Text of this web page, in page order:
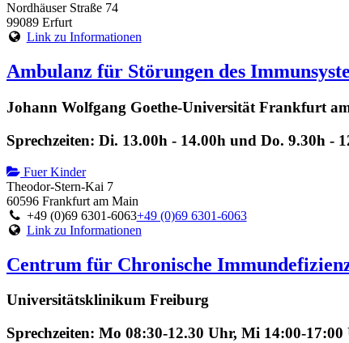
Nordhäuser Straße 74
99089 Erfurt
Link zu Informationen
Ambulanz für Störungen des
Johann Wolfgang Goethe-Universität Frankfurt
Sprechzeiten: Di. 13.00h - 14.00h und Do. 9.30h -
Fuer Kinder
Theodor-Stern-Kai 7
60596 Frankfurt am Main
+49 (0)69 6301-6063+49 (0)69 6301-6063
Link zu Informationen
Centrum für Chronische
Universitätsklinikum Freiburg
Sprechzeiten: Mo 08:30-12.30 Uhr, Mi 14:00-